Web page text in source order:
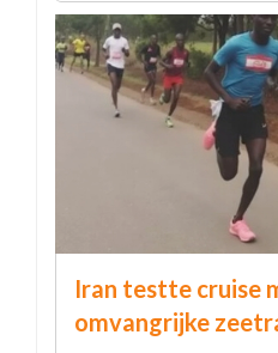
Iran testte cruise
omvangrijke